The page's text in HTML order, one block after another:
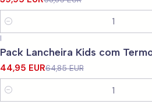
Cantidad
|
Pack Lancheira Kids com
44,95 EUR64,85 EUR
Cantidad